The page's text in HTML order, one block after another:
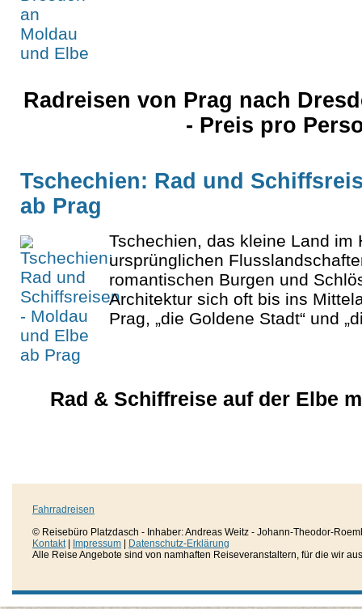
Radreisen von Prag nach
- Preis pro
Tschechien: Rad und
ab Prag
Tschechien, das kleine Land im
ursprünglichen
romantischen Burgen und
Architektur sich oft bis ins
Prag, „die Goldene Stadt“ und
Rad & Schiffreise auf der Elbe
Fahrradreisen
© Reisebüro Platzdasch - Inhaber: Andreas Weitz - Johann-Theodor-
Kontakt| Impressum
Datenschutz-Erklärung
Alle Reise Angebote sind von namhaften Reiseveranstaltern, für die wir